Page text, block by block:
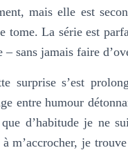
mais elle est
tome. La série est
– sans jamais faire
surprise s’est
entre humour
d’habitude je ne
à m’accrocher, je